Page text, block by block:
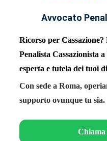
Avvocato
Ricorso per
Penalista Cassazionista
esperta e tutela dei tuoi
Con sede a Roma,
supporto ovunque tu sia.
Chiama